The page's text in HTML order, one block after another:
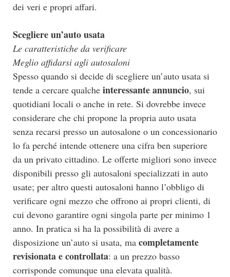
dei veri e propri affari.
Scegliere un’auto usata
Le caratteristiche da verificare
Meglio affidarsi agli autosaloni
Spesso quando si decide di scegliere un’auto usata si
tende a cercare qualche interessante annuncio, sui
quotidiani locali o anche in rete. Si dovrebbe invece
considerare che chi propone la propria auto usata
senza recarsi presso un autosalone o un concessionario
lo fa perché intende ottenere una cifra ben superiore
da un privato cittadino. Le offerte migliori sono invece
disponibili presso gli autosaloni specializzati in auto
usate; per altro questi autosaloni hanno l’obbligo di
verificare ogni mezzo che offrono ai propri clienti, di
cui devono garantire ogni singola parte per minimo 1
anno. In pratica si ha la possibilità di avere a
disposizione un’auto si usata, ma completamente
revisionata e controllata: a un prezzo basso
corrisponde comunque una elevata qualità.